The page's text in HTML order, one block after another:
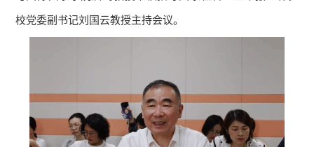
校党委副书记刘国云教授主持会议。